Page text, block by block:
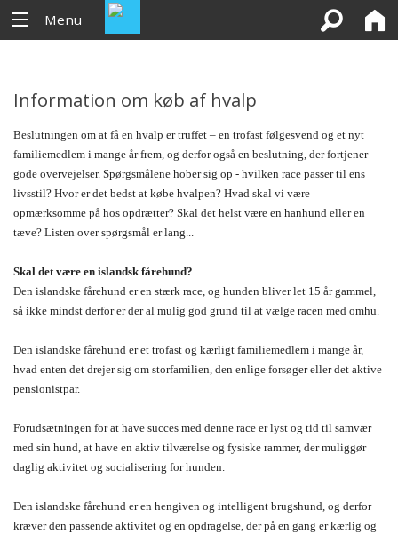
Menu
Information om køb af hvalp
Beslutningen om at få en hvalp er truffet – en trofast følgesvend og et nyt
familiemedlem i mange år frem, og derfor også en beslutning, der fortjener
gode overvejelser. Spørgsmålene hober sig op - hvilken race passer til ens
livsstil? Hvor er det bedst at købe hvalpen? Hvad skal vi være
opmærksomme på hos opdrætter? Skal det helst være en hanhund eller en
tæve? Listen over spørgsmål er lang...
Skal det være en islandsk fårehund?
Den islandske fårehund er en stærk race, og hunden bliver let 15 år gammel,
så ikke mindst derfor er der al mulig god grund til at vælge racen med omhu.
Den islandske fårehund er et trofast og kærligt familiemedlem i mange år,
hvad enten det drejer sig om storfamilien, den enlige forsøger eller det aktive
pensionistpar.
Forudsætningen for at have succes med denne race er lyst og tid til samvær
med sin hund, at have en aktiv tilværelse og fysiske rammer, der muliggør
daglig aktivitet og socialisering for hunden.
Den islandske fårehund er en hengiven og intelligent brugshund, og derfor
kræver den passende aktivitet og en opdragelse, der på en gang er kærlig og